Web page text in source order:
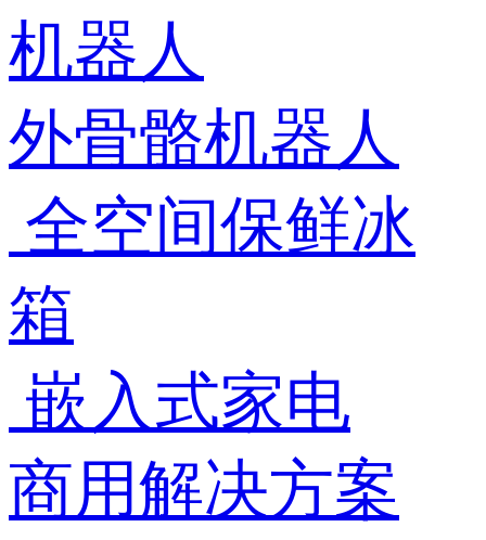
机器人
外骨骼机器人
全空间保鲜冰
箱
嵌入式家电
商用解决方案